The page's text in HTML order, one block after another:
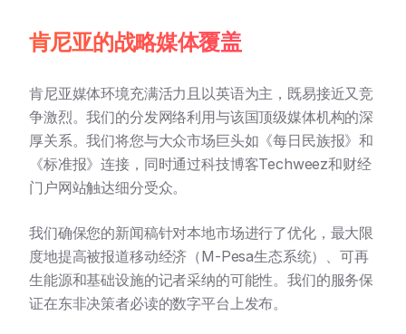
肯尼亚的战略媒体覆盖
肯尼亚媒体环境充满活力且以英语为主，既易接近又竞
争激烈。我们的分发网络利用与该国顶级媒体机构的深
厚关系。我们将您与大众市场巨头如《每日民族报》和
《标准报》连接，同时通过科技博客Techweez和财经
门户网站触达细分受众。
我们确保您的新闻稿针对本地市场进行了优化，最大限
度地提高被报道移动经济（M-Pesa生态系统）、可再
生能源和基础设施的记者采纳的可能性。我们的服务保
证在东非决策者必读的数字平台上发布。